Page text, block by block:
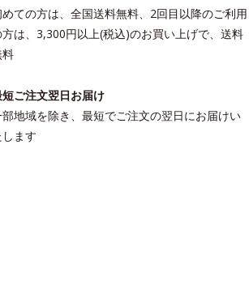
めての方は、全国送料無料、2回目以降のご利用
方は、3,300円以上(税込)のお買い上げで、送料
料
短ご注文翌日お届け
部地域を除き、最短でご注文の翌日にお届けい
します